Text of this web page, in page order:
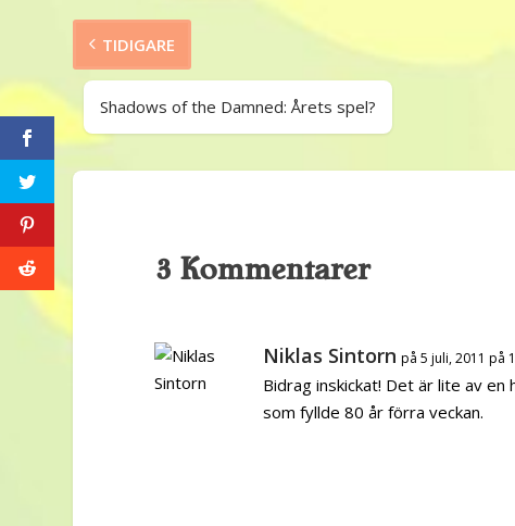
TIDIGARE
Shadows of the Damned: Årets spel?
3 Kommentarer
Niklas Sintorn på 5 juli, 2011 på
Bidrag inskickat! Det är lite av
som fyllde 80 år förra veckan.